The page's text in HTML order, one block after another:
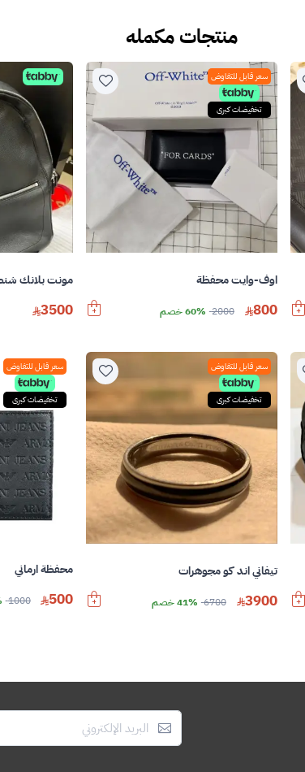
منتجات مكمله
سعر قابل للتفاوض
تخفيضات كبرى
اوف-وايت محفظة
800
2000 60% خصم
مونت بلانك
3500
سعر قابل للتفاوض
تخفيضات كبرى
تيفاني اند كو مجوهرات
3900
6700 41% خصم
سعر قابل للتفاوض
تخفيضات كبرى
محفظة ارماني
500
1000